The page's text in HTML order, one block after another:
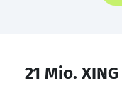
21 Mio.